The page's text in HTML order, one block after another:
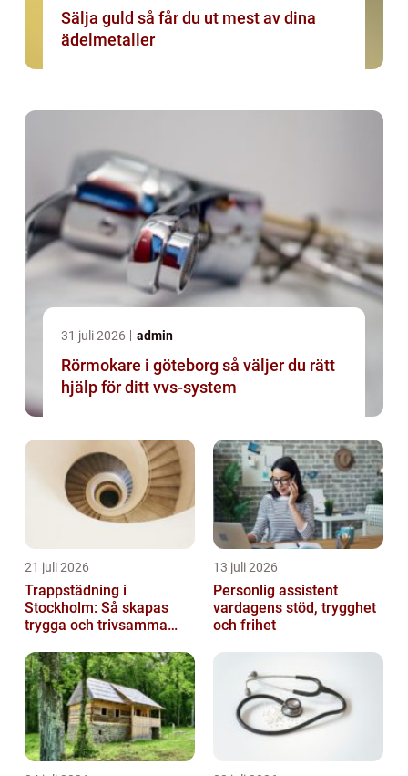
Sälja guld så får du ut mest av dina
ädelmetaller
31 juli 2026 admin
Rörmokare i göteborg så väljer du rätt
hjälp för ditt vvs-system
21 juli 2026
Trappstädning i
Stockholm: Så skapas
trygga och trivsamma
13 juli 2026
Personlig assistent
vardagens stöd, trygghet
och frihet